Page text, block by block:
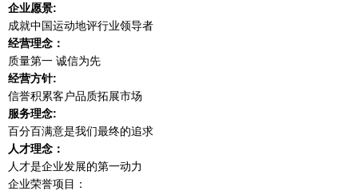
企业愿景:
成就中国运动地评行业领导者
经营理念：
质量第一 诚信为先
经营方针:
信誉积累客户品质拓展市场
服务理念:
百分百满意是我们最终的追求
人才理念：
人才是企业发展的第一动力
企业荣誉项目：